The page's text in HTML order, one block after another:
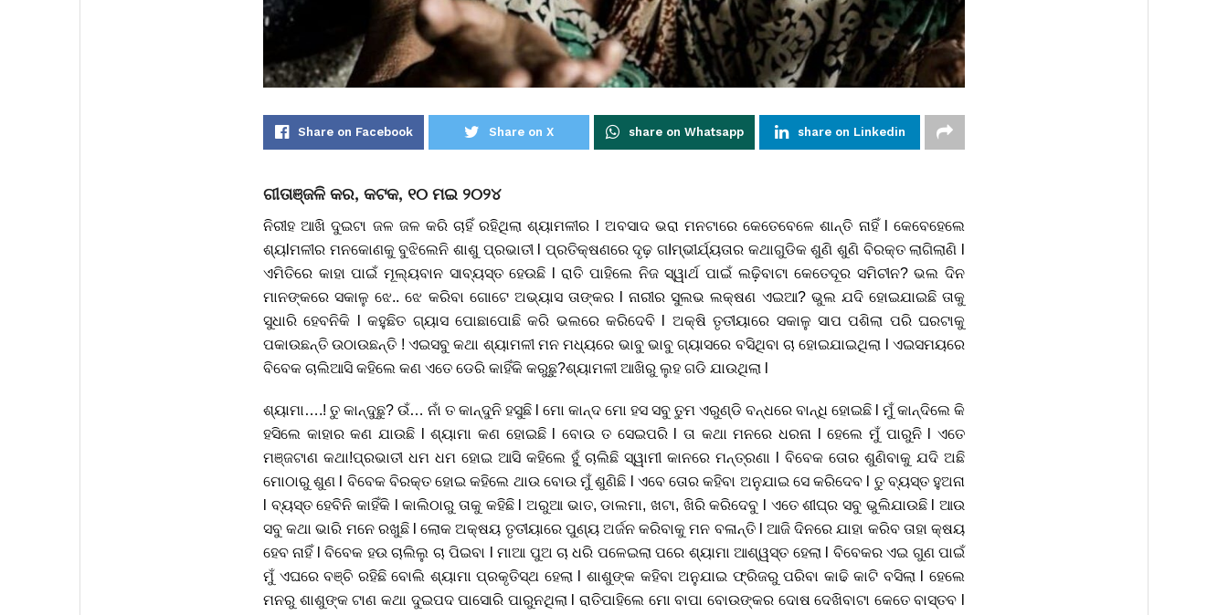
Share on Facebook Share on X share on Whatsapp share on Linkedin
ଗୀତାଞ୍ଜଳି କର, କଟକ, ୧୦ ମଇ ୨୦୨୪
ନିରୀହ ଆଖି ଦୁଇଟା ଜଳ ଜଳ କରି ଚାହିଁ ରହିଥିଲା ଶ୍ୟାମଳୀର l ଅବସାଦ ଭରା ମନଟାରେ କେତେବେଳେ ଶାନ୍ତି ନାହିଁ l କେବେହେଲେ
ଶ୍ୟlମଳୀର ମନକୋଣକୁ ବୁଝିଲେନି ଶାଶୁ ପ୍ରଭାତୀ l ପ୍ରତିକ୍ଷଣରେ ଦୃଢ଼ ଗIମ୍ଭୀର୍ଯ୍ୟତାର କଥାଗୁଡିକ ଶୁଣି ଶୁଣି ବିରକ୍ତ ଲାଗିଲାଣି l
ଏମିତିରେ କାହା ପାଇଁ ମୂଲ୍ୟବାନ ସାବ୍ୟସ୍ତ ହେଉଛି l ରାତି ପାହିଲେ ନିଜ ସ୍ୱାର୍ଥ ପାଇଁ ଲଢ଼ିବାଟା କେତେଦୂର ସମିଚୀନ? ଭଲ ଦିନ
ମାନଙ୍କରେ ସକାଳୁ ଝେ.. ଝେ କରିବା ଗୋଟେ ଅଭ୍ୟାସ ତାଙ୍କର l ନାରୀର ସୁଲଭ ଲକ୍ଷଣ ଏଇଆ? ଭୁଲ ଯଦି ହୋଇଯାଇଛି ତାକୁ
ସୁଧାରି ହେବନିକି l କହୁଛିତ ଗ୍ୟାସ ପୋଛାପୋଛି କରି ଭଲରେ କରିଦେବି l ଅକ୍ଷି ତୃତୀୟାରେ ସକାଳୁ ସାପ ପଶିଲା ପରି ଘରଟାକୁ
ପକାଉଛନ୍ତି ଉଠାଉଛନ୍ତି ! ଏଇସବୁ କଥା ଶ୍ୟାମଳୀ ମନ ମଧ୍ୟରେ ଭାବୁ ଭାବୁ ଗ୍ୟାସରେ ବସିଥିବା ଚା ହୋଇଯାଇଥିଲା l ଏଇସମୟରେ
ବିବେକ ଚାଲିଆସି କହିଲେ କଣ ଏତେ ଡେରି କାହିଁକି କରୁଛୁ?ଶ୍ୟାମଳୀ ଆଖିରୁ ଲୁହ ଗଡି ଯାଉଥିଲା l
ଶ୍ୟାମା….! ତୁ କାନ୍ଦୁଛୁ? ଉଁ… ନାଁ ତ କାନ୍ଦୁନି ହସୁଛି l ମୋ କାନ୍ଦ ମୋ ହସ ସବୁ ତୁମ ଏରୁଣ୍ଡି ବନ୍ଧରେ ବାନ୍ଧି ହୋଇଛି l ମୁଁ କାନ୍ଦିଲେ କି
ହସିଲେ କାହାର କଣ ଯାଉଛି l ଶ୍ୟାମା କଣ ହୋଇଛି l ବୋଉ ତ ସେଇପରି l ତା କଥା ମନରେ ଧରନା l ହେଲେ ମୁଁ ପାରୁନି l ଏତେ
ମଞ୍ଜଟାଣ କଥା!ପ୍ରଭାତୀ ଧମ ଧମ ହୋଇ ଆସି କହିଲେ ହୁଁ ଚାଲିଛି ସ୍ୱାମୀ କାନରେ ମନ୍ତ୍ରଣା l ବିବେକ ତୋର ଶୁଣିବାକୁ ଯଦି ଅଛି
ମୋଠାରୁ ଶୁଣ l ବିବେକ ବିରକ୍ତ ହୋଇ କହିଲେ ଥାଉ ବୋଉ ମୁଁ ଶୁଣିଛି l ଏବେ ତୋର କହିବା ଅନୁଯାଇ ସେ କରିଦେବ l ତୁ ବ୍ୟସ୍ତ ହୁଅନା
l ବ୍ୟସ୍ତ ହେବିନି କାହିଁକି l କାଲିଠାରୁ ତାକୁ କହିଛି l ଅରୁଆ ଭାତ, ଡାଲମା, ଖଟା, ଖିରି କରିଦେବୁ l ଏତେ ଶୀଘ୍ର ସବୁ ଭୁଲିଯାଉଛି l ଆଉ
ସବୁ କଥା ଭାରି ମନେ ରଖୁଛି l ଲୋକ ଅକ୍ଷୟ ତୃତୀୟାରେ ପୁଣ୍ୟ ଅର୍ଜନ କରିବାକୁ ମନ ବଳାନ୍ତି l ଆଜି ଦିନରେ ଯାହା କରିବ ତାହା କ୍ଷୟ
ହେବ ନାହିଁ l ବିବେକ ହଉ ଚାଲିଲୁ ଚା ପିଇବା l ମାଆ ପୁଅ ଚା ଧରି ପଳେଇଲା ପରେ ଶ୍ୟାମା ଆଶ୍ୱସ୍ତ ହେଲା l ବିବେକର ଏଇ ଗୁଣ ପାଇଁ
ମୁଁ ଏଘରେ ବଞ୍ଚି ରହିଛି ବୋଲି ଶ୍ୟାମା ପ୍ରକୃତିସ୍ଥ ହେଲା l ଶାଶୁଙ୍କ କହିବା ଅନୁଯାଇ ଫ୍ରିଜରୁ ପରିବା କାଢି କାଟି ବସିଲା l ହେଲେ
ମନରୁ ଶାଶୁଙ୍କ ଟାଣ କଥା ଦୁଇପଦ ପାସୋରି ପାରୁନଥିଲା l ରାତିପାହିଲେ ମୋ ବାପା ବୋଉଙ୍କର ଦୋଷ ଦେଖିବାଟା କେତେ ବାସ୍ତବ l